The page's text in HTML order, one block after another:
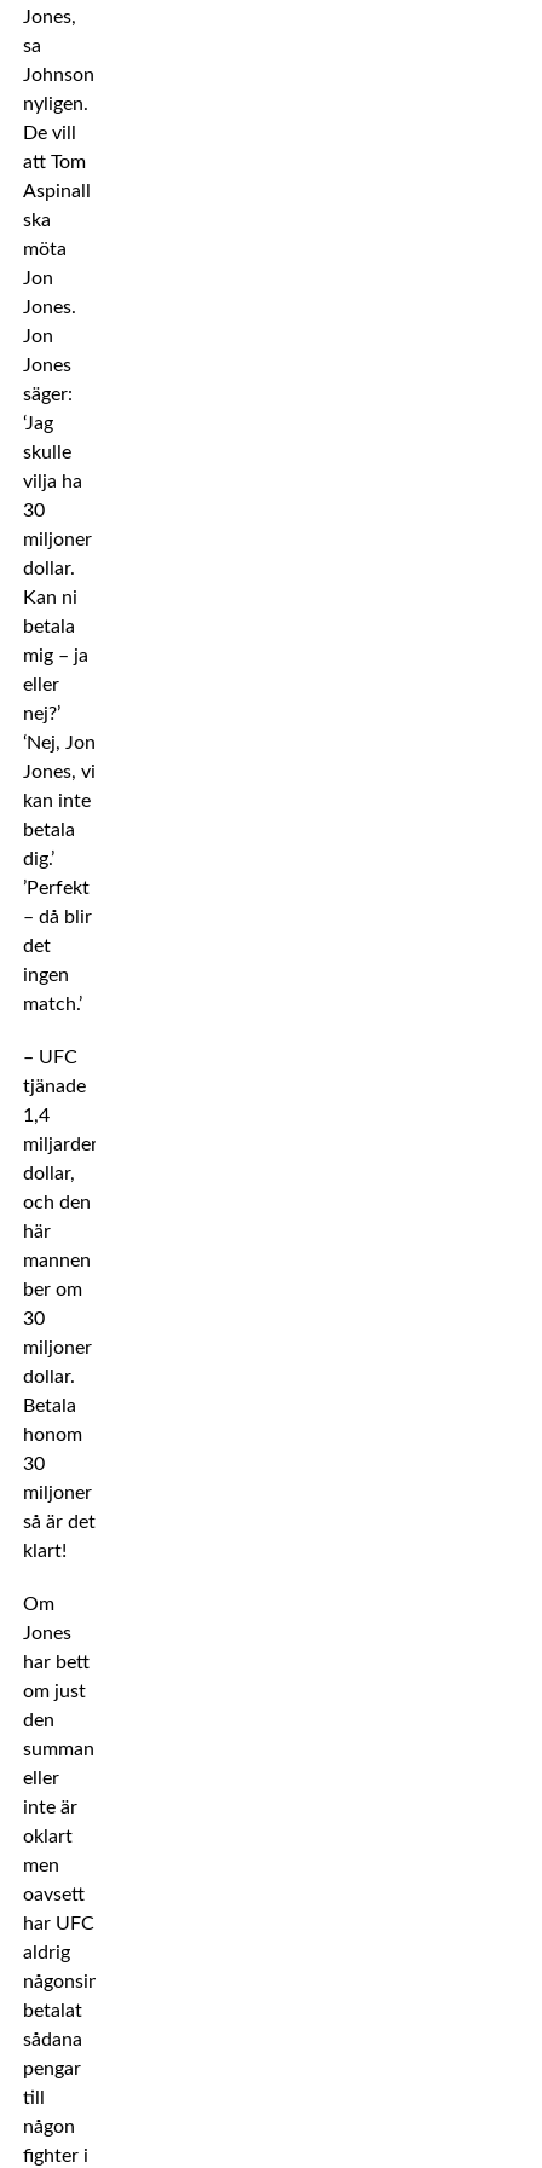
Jones,
sa
Johnson
nyligen.
De vill
att Tom
Aspinall
ska
möta
Jon
Jones.
Jon
Jones
säger:
‘Jag
skulle
vilja ha
30
miljoner
dollar.
Kan ni
betala
mig – ja
eller
nej?’
‘Nej, Jon
Jones, vi
kan inte
betala
dig.’
’Perfekt
– då blir
det
ingen
match.’
– UFC
tjänade
1,4
miljarder
dollar,
och den
här
mannen
ber om
30
miljoner
dollar.
Betala
honom
30
miljoner
så är det
klart!
Om
Jones
har bett
om just
den
summan
eller
inte är
oklart
men
oavsett
har UFC
aldrig
någonsin
betalat
sådana
pengar
till
någon
fighter i